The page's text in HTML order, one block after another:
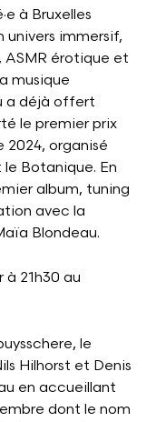
à Bruxelles
univers immersif,
érotique et
musique
a déjà offert
le premier prix
2024, organisé
Botanique. En
album, tuning
avec la
Blondeau.
à 21h30 au
le
Hilhorst et Denis
en accueillant
dont le nom